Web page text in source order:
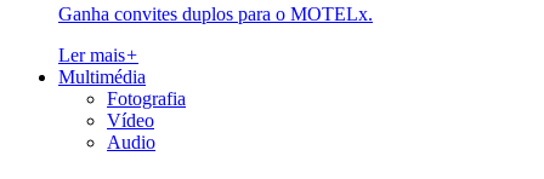
Ganha convites duplos para o MOTELx.
Ler mais+
Multimédia
Fotografia
Vídeo
Audio